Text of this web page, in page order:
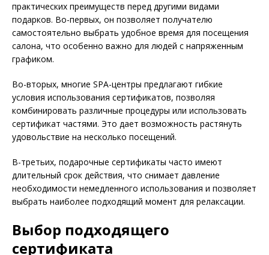
практических преимуществ перед другими видами
подарков. Во-первых, он позволяет получателю
самостоятельно выбрать удобное время для посещения
салона, что особенно важно для людей с напряженным
графиком.
Во-вторых, многие SPA-центры предлагают гибкие
условия использования сертификатов, позволяя
комбинировать различные процедуры или использовать
сертификат частями. Это дает возможность растянуть
удовольствие на несколько посещений.
В-третьих, подарочные сертификаты часто имеют
длительный срок действия, что снимает давление
необходимости немедленного использования и позволяет
выбрать наиболее подходящий момент для релаксации.
Выбор подходящего
сертификата